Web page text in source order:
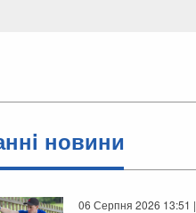
новини
06 Серпня 2026 13:51 |